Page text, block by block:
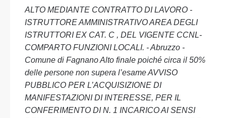
ALTO MEDIANTE CONTRATTO DI LAVORO -
ISTRUTTORE AMMINISTRATIVO AREA DEGLI
ISTRUTTORI EX CAT. C , DEL VIGENTE CCNL-
COMPARTO FUNZIONI LOCALI. - Abruzzo -
Comune di Fagnano Alto finale poiché circa il 50%
delle persone non supera l’esame AVVISO
PUBBLICO PER L’ACQUISIZIONE DI
MANIFESTAZIONI DI INTERESSE, PER IL
CONFERIMENTO DI N. 1 INCARICO AI SENSI